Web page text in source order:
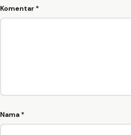
Komentar *
Nama *